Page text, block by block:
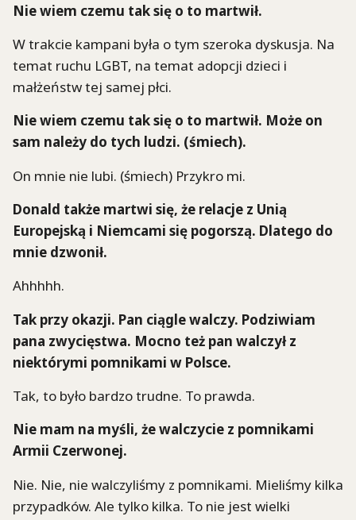
Nie wiem czemu tak się o to martwił.
W trakcie kampani była o tym szeroka dyskusja. Na
temat ruchu LGBT, na temat adopcji dzieci i
małżeństw tej samej płci.
Nie wiem czemu tak się o to martwił. Może on
sam należy do tych ludzi. (śmiech).
On mnie nie lubi. (śmiech) Przykro mi.
Donald także martwi się, że relacje z Unią
Europejską i Niemcami się pogorszą. Dlatego do
mnie dzwonił.
Ahhhhh.
Tak przy okazji. Pan ciągle walczy. Podziwiam
pana zwycięstwa. Mocno też pan walczył z
niektórymi pomnikami w Polsce.
Tak, to było bardzo trudne. To prawda.
Nie mam na myśli, że walczycie z pomnikami
Armii Czerwonej.
Nie. Nie, nie walczyliśmy z pomnikami. Mieliśmy kilka
przypadków. Ale tylko kilka. To nie jest wielki